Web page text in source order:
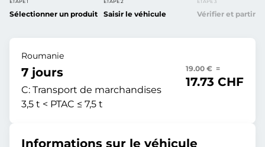
ÉTAPE 1
Sélectionner un produit
ÉTAPE 2
Saisir le véhicule
ÉTAPE 3
Vérifier et partir
Roumanie
7 jours
C: Transport de marchandises
3,5 t < PTAC ≤ 7,5 t
19.00 € =
17.73 CHF
Informations sur le véhicule